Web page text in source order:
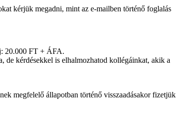
kérjük megadni, mint az e-mailben történő foglalás
20.000 FT + ÁFA.
de kérdésekkel is elhalmozhatod kollégáinkat, akik a
megfelelő állapotban történő visszaadásakor fizetjük